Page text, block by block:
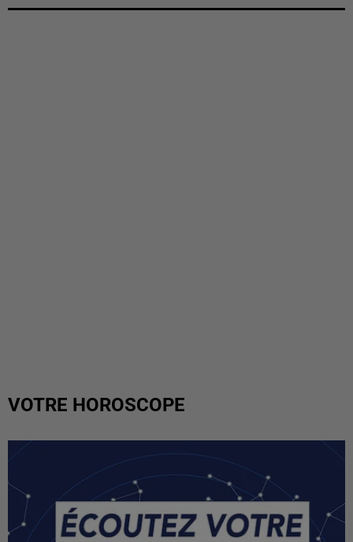
VOTRE HOROSCOPE